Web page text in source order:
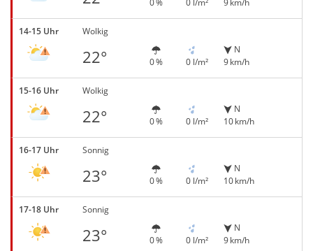
14-15 Uhr Wolkig
22° 0 % 0 l/m²
N
9 km/h
15-16 Uhr Wolkig
22° 0 % 0 l/m²
N
10 km/h
16-17 Uhr Sonnig
23° 0 % 0 l/m²
N
10 km/h
17-18 Uhr Sonnig
23° 0 % 0 l/m²
N
9 km/h